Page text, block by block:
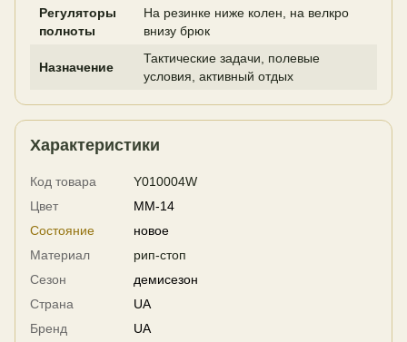
Регуляторы
полноты
На резинке ниже колен, на велкро
внизу брюк
Назначение
Тактические задачи, полевые
условия, активный отдых
Характеристики
Код товара
Y010004W
Цвет
MM-14
Состояние
новое
Материал
рип-стоп
Сезон
демисезон
Страна
UA
Бренд
UA